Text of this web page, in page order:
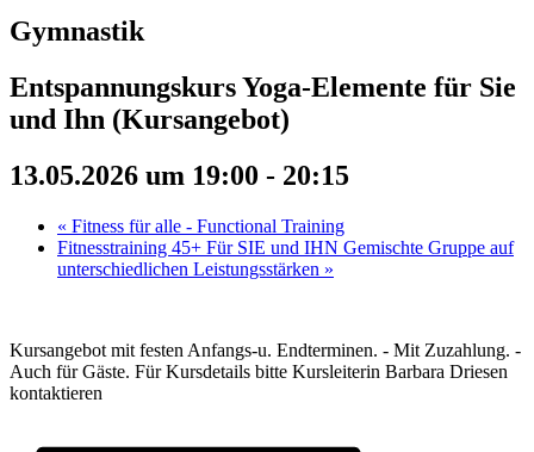
Gymnastik
Entspannungskurs Yoga-Elemente für Sie
und Ihn (Kursangebot)
13.05.2026 um 19:00 - 20:15
« Fitness für alle - Functional Training
Fitnesstraining 45+ Für SIE und IHN Gemischte Gruppe auf
unterschiedlichen Leistungsstärken »
Kursangebot mit festen Anfangs-u. Endterminen. - Mit Zuzahlung. -
Auch für Gäste. Für Kursdetails bitte Kursleiterin Barbara Driesen
kontaktieren